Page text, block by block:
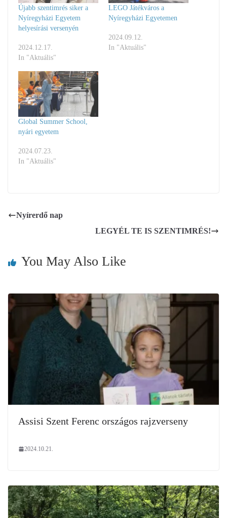
Újabb szentimrés siker a
Nyíregyházi Egyetem
helyesírási versenyén
2024.12.17.
In "Aktuális"
LEGO Játékváros a
Nyíregyházi Egyetemen
2024.09.12.
In "Aktuális"
Global Summer School,
nyári egyetem
2024.07.23.
In "Aktuális"
Nyírerdő nap
LEGYÉL TE IS SZENTIMRÉS!
You May Also Like
Assisi Szent Ferenc országos rajzverseny
2024.10.21.